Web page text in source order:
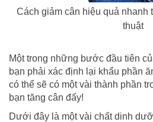
Cách giảm cân hiệu quả nhanh
thuật
Một trong những bước đầu tiên
bạn phải xác định lại khẩu phần
có thể sẽ có một vài thành phần
bạn tăng cân đấy!
Dưới đây là một vài chất dinh